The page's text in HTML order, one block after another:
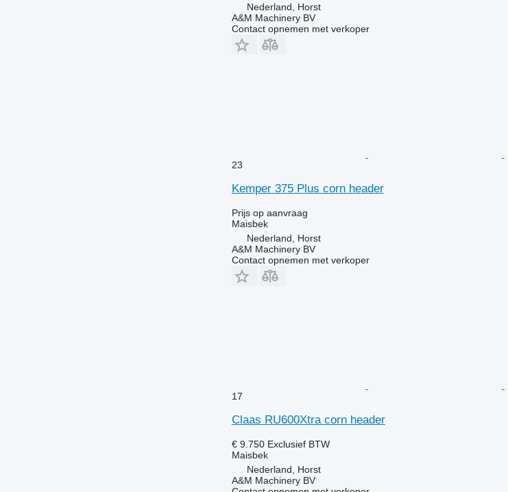
Nederland, Horst
A&M Machinery BV
Contact opnemen met verkoper
23
Kemper 375 Plus corn header
Prijs op aanvraag
Maisbek
Nederland, Horst
A&M Machinery BV
Contact opnemen met verkoper
17
Claas RU600Xtra corn header
€ 9.750 Exclusief BTW
Maisbek
Nederland, Horst
A&M Machinery BV